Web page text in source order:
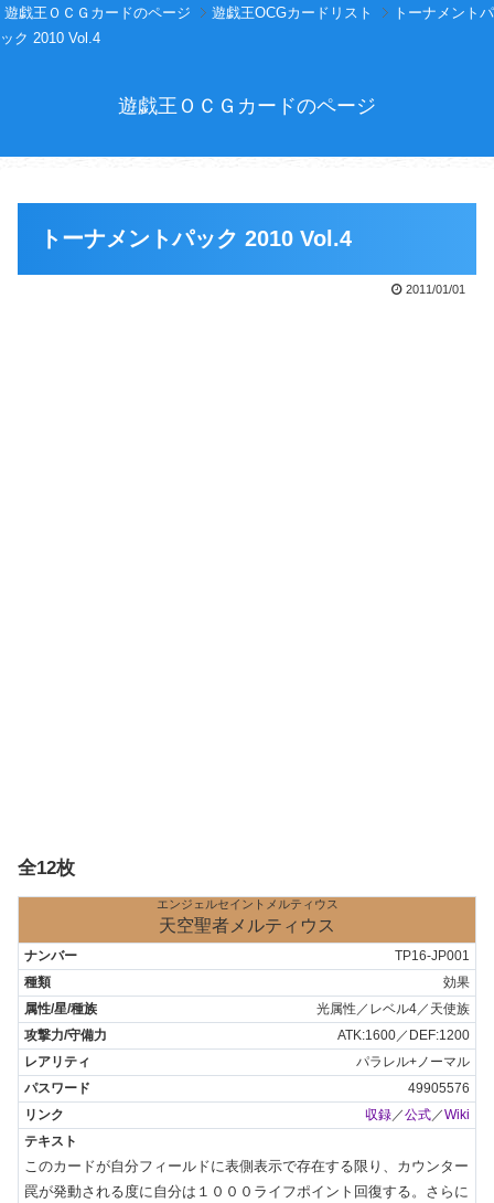
遊戯王ＯＣＧカードのページ 遊戯王OCGカードリスト
トーナメントパ
ック 2010 Vol.4
遊戯王ＯＣＧカードのページ
トーナメントパック 2010 Vol.4
2011/01/01
全12枚
エンジェルセイントメルティウス
天空聖者メルティウス
TP16-JP001
効果
光属性／レベル4／天使族
ATK:1600／DEF:1200
パラレル+ノーマル
49905576
収録 ／公式 ／Wiki
このカードが自分フィールドに表側表示で存在する限り、カウンター
罠が発動される度に自分は１０００ライフポイント回復する。さらに